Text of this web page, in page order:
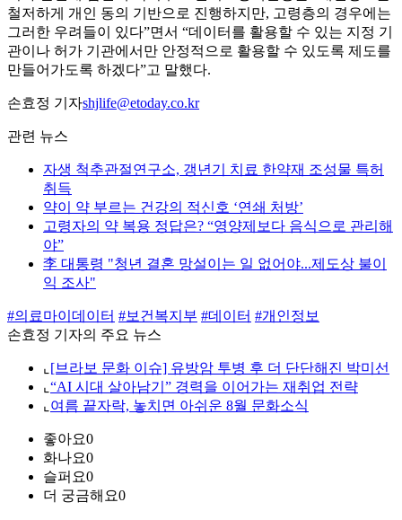
철저하게 개인 동의 기반으로 진행하지만, 고령층의 경우에는
그러한 우려들이 있다”면서 “데이터를 활용할 수 있는 지정 기
관이나 허가 기관에서만 안정적으로 활용할 수 있도록 제도를
만들어가도록 하겠다”고 말했다.
손효정 기자shjlife@etoday.co.kr
관련 뉴스
자생 척추관절연구소, 갱년기 치료 한약재 조성물 특허
취득
약이 약 부르는 건강의 적신호 ‘연쇄 처방’
고령자의 약 복용 정답은? “영양제보다 음식으로 관리해
야”
李 대통령 "청년 결혼 망설이는 일 없어야...제도상 불이
익 조사"
#의료마이데이터 #보건복지부 #데이터 #개인정보
손효정 기자의 주요 뉴스
⌞ [브라보 문화 이슈] 유방암 투병 후 더 단단해진 박미선
⌞ “AI 시대 살아남기” 경력을 이어가는 재취업 전략
⌞ 여름 끝자락, 놓치면 아쉬운 8월 문화소식
좋아요0
화나요0
슬퍼요0
더 궁금해요0